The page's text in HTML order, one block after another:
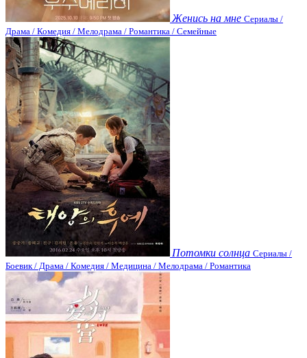
Женись на мне Сериалы /
Драма / Комедия / Мелодрама / Романтика / Семейные
Потомки солнца Сериалы /
Боевик / Драма / Комедия / Медицина / Мелодрама / Романтика